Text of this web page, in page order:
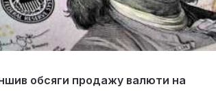
обсяги продажу валюти на